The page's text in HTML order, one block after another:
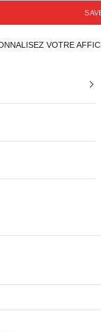
VOTRE